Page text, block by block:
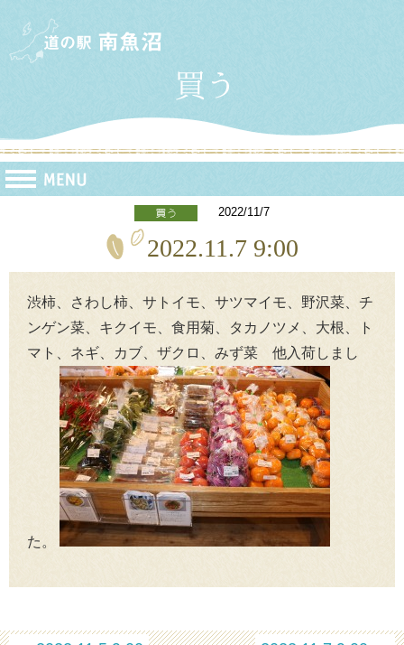
2022/11/7
2022.11.7 9:00
渋柿、さわし柿、サトイモ、サツマイモ、野沢菜、チ
ンゲン菜、キクイモ、食用菊、タカノツメ、大根、ト
マト、ネギ、カブ、ザクロ、みず菜 他入荷しまし
た。